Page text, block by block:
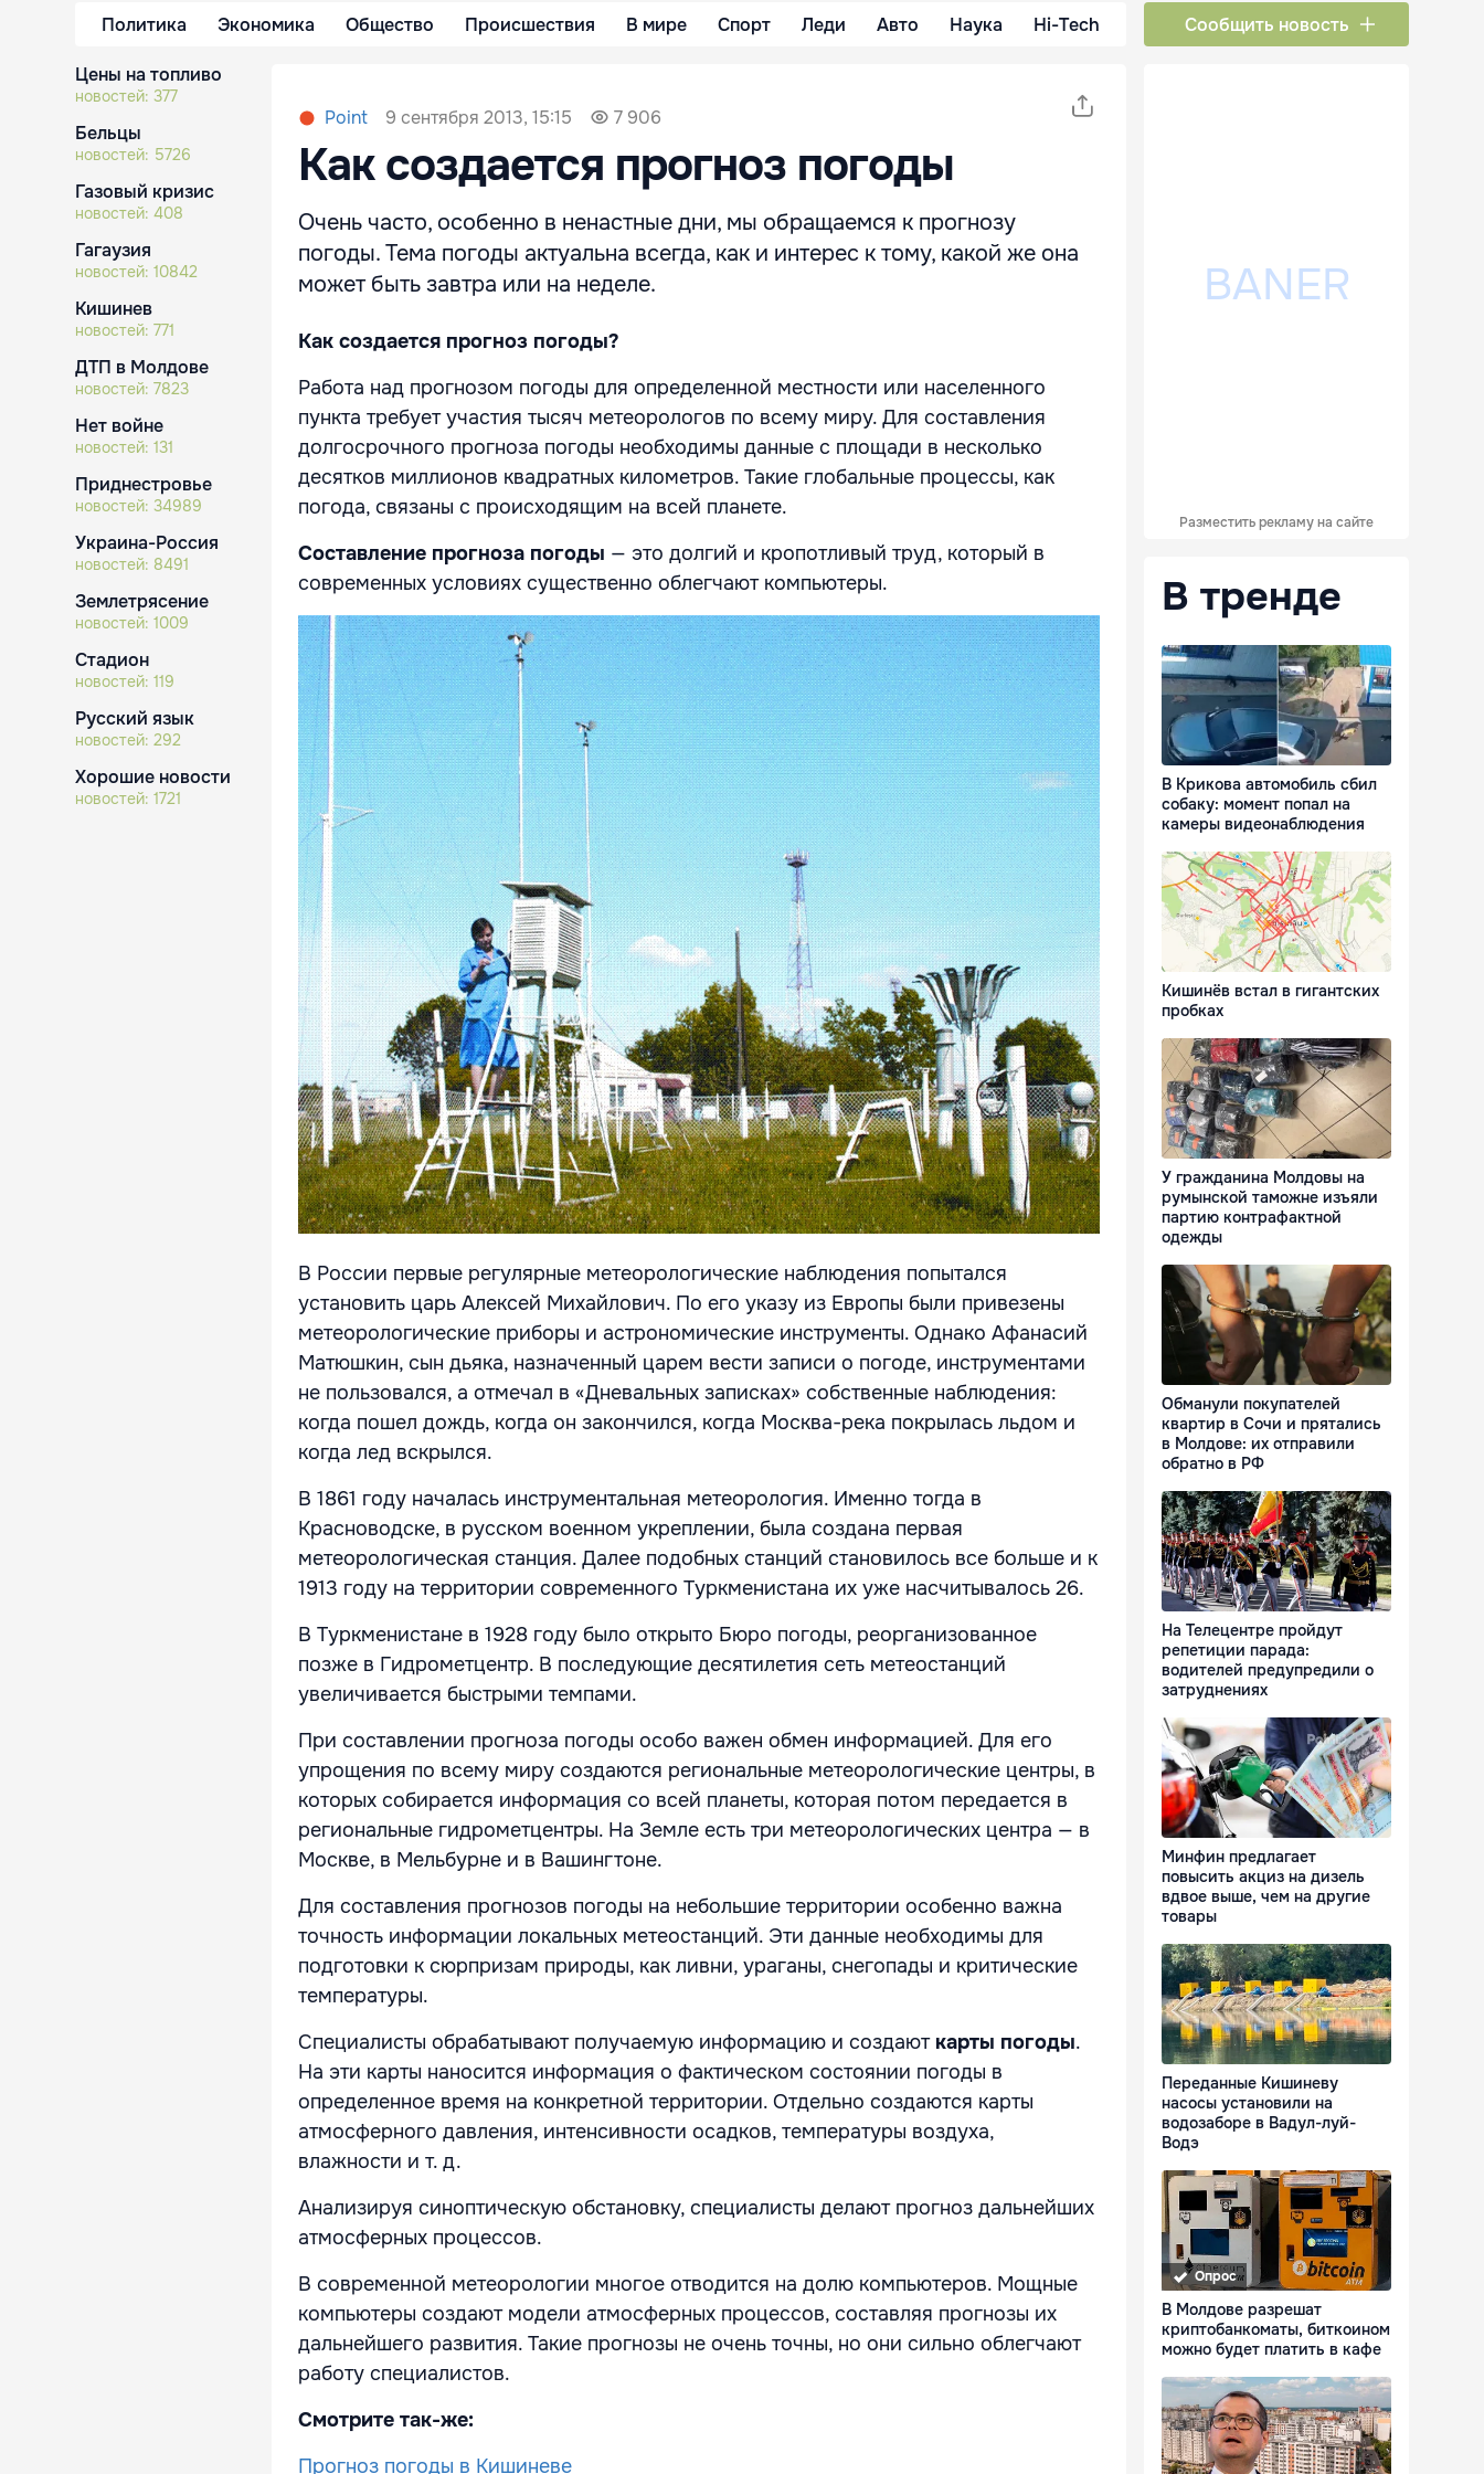
Политика Экономика Общество Происшествия В мире Спорт Леди Авто Наука Hi-Tech Сообщить новость
Цены на топливо
новостей: 377
Бельцы
новостей: 5726
Газовый кризис
новостей: 408
Гагаузия
новостей: 10842
Кишинев
новостей: 771
ДТП в Молдове
новостей: 7823
Нет войне
новостей: 131
Приднестровье
новостей: 34989
Украина-Россия
новостей: 8491
Землетрясение
новостей: 1009
Стадион
новостей: 119
Русский язык
новостей: 292
Хорошие новости
новостей: 1721
Point 9 сентября 2013, 15:15 7 906
Как создается прогноз погоды
Очень часто, особенно в ненастные дни, мы обращаемся к прогнозу
погоды. Тема погоды актуальна всегда, как и интерес к тому, какой же она
может быть завтра или на неделе.
Как создается прогноз погоды?
Работа над прогнозом погоды для определенной местности или населенного
пункта требует участия тысяч метеорологов по всему миру. Для составления
долгосрочного прогноза погоды необходимы данные с площади в несколько
десятков миллионов квадратных километров. Такие глобальные процессы, как
погода, связаны с происходящим на всей планете.
Составление прогноза погоды — это долгий и кропотливый труд, который в
современных условиях существенно облегчают компьютеры.
В России первые регулярные метеорологические наблюдения попытался
установить царь Алексей Михайлович. По его указу из Европы были привезены
метеорологические приборы и астрономические инструменты. Однако Афанасий
Матюшкин, сын дьяка, назначенный царем вести записи о погоде, инструментами
не пользовался, а отмечал в «Дневальных записках» собственные наблюдения:
когда пошел дождь, когда он закончился, когда Москва-река покрылась льдом и
когда лед вскрылся.
В 1861 году началась инструментальная метеорология. Именно тогда в
Красноводске, в русском военном укреплении, была создана первая
метеорологическая станция. Далее подобных станций становилось все больше и к
1913 году на территории современного Туркменистана их уже насчитывалось 26.
В Туркменистане в 1928 году было открыто Бюро погоды, реорганизованное
позже в Гидрометцентр. В последующие десятилетия сеть метеостанций
увеличивается быстрыми темпами.
При составлении прогноза погоды особо важен обмен информацией. Для его
упрощения по всему миру создаются региональные метеорологические центры, в
которых собирается информация со всей планеты, которая потом передается в
региональные гидрометцентры. На Земле есть три метеорологических центра — в
Москве, в Мельбурне и в Вашингтоне.
Для составления прогнозов погоды на небольшие территории особенно важна
точность информации локальных метеостанций. Эти данные необходимы для
подготовки к сюрпризам природы, как ливни, ураганы, снегопады и критические
температуры.
Специалисты обрабатывают получаемую информацию и создают карты погоды.
На эти карты наносится информация о фактическом состоянии погоды в
определенное время на конкретной территории. Отдельно создаются карты
атмосферного давления, интенсивности осадков, температуры воздуха,
влажности и т. д.
Анализируя синоптическую обстановку, специалисты делают прогноз дальнейших
атмосферных процессов.
В современной метеорологии многое отводится на долю компьютеров. Мощные
компьютеры создают модели атмосферных процессов, составляя прогнозы их
дальнейшего развития. Такие прогнозы не очень точны, но они сильно облегчают
работу специалистов.
Смотрите так-же:
Прогноз погоды в Кишиневе
Разместить рекламу на сайте
В тренде
В Крикова автомобиль сбил
собаку: момент попал на
камеры видеонаблюдения
Кишинёв встал в гигантских
пробках
У гражданина Молдовы на
румынской таможне изъяли
партию контрафактной
одежды
Обманули покупателей
квартир в Сочи и прятались
в Молдове: их отправили
обратно в РФ
На Телецентре пройдут
репетиции парада:
водителей предупредили о
затруднениях
Минфин предлагает
повысить акциз на дизель
вдвое выше, чем на другие
товары
Переданные Кишиневу
насосы установили на
водозаборе в Вадул-луй-
Водэ
Опрос
В Молдове разрешат
криптобанкоматы, биткоином
можно будет платить в кафе